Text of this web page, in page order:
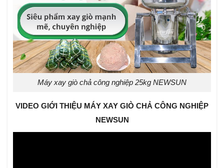
Máy xay giò chả công nghiệp 25kg NEWSUN
VIDEO GIỚI THIỆU MÁY XAY GIÒ CHẢ CÔNG NGHIỆP
NEWSUN